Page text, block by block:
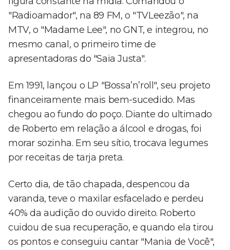
"Radioamador", na 89 FM, o "TVLeezão", na
MTV, o "Madame Lee", no GNT, e integrou, no
mesmo canal, o primeiro time de
apresentadoras do "Saia Justa".
Em 1991, lançou o LP "Bossa’n’roll", seu projeto
financeiramente mais bem-sucedido. Mas
chegou ao fundo do poço. Diante do ultimado
de Roberto em relação a álcool e drogas, foi
morar sozinha. Em seu sítio, trocava legumes
por receitas de tarja preta.
Certo dia, de tão chapada, despencou da
varanda, teve o maxilar esfacelado e perdeu
40% da audição do ouvido direito. Roberto
cuidou de sua recuperação, e quando ela tirou
os pontos e conseguiu cantar "Mania de Você",